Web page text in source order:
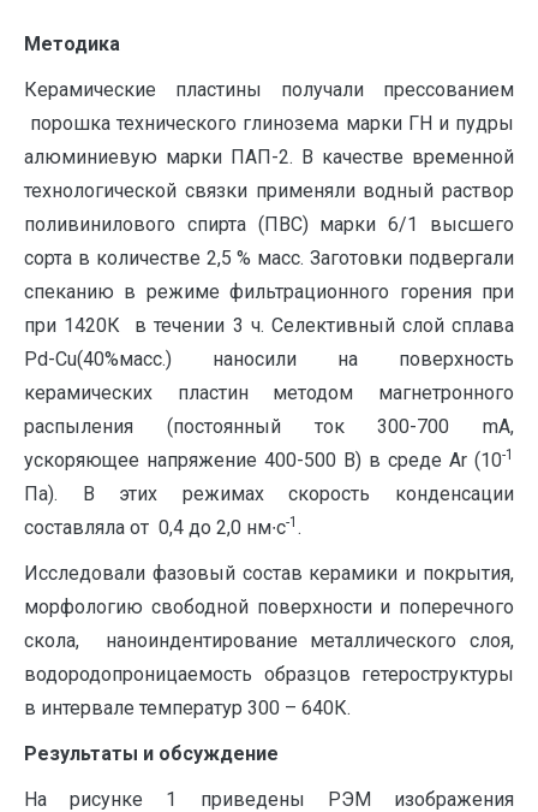
Методика
Керамические пластины получали прессованием
порошка технического глинозема марки ГН и пудры
алюминиевую марки ПАП-2. В качестве временной
технологической связки применяли водный раствор
поливинилового спирта (ПВС) марки 6/1 высшего
сорта в количестве 2,5 % масс. Заготовки подвергали
спеканию в режиме фильтрационного горения при
при 1420К в течении 3 ч. Селективный слой сплава
Pd-Cu(40%масс.) наносили на поверхность
керамических пластин методом магнетронного
распыления (постоянный ток 300-700 mА,
ускоряющее напряжение 400-500 В) в среде Ar (10-1
Па). В этих режимах скорость конденсации
составляла от 0,4 до 2,0 нм∙с-1 .
Исследовали фазовый состав керамики и покрытия,
морфологию свободной поверхности и поперечного
скола, наноиндентирование металлического слоя,
водородопроницаемость образцов гетероструктуры
в интервале температур 300 – 640К.
Результаты и обсуждение
На рисунке 1 приведены РЭМ изображения